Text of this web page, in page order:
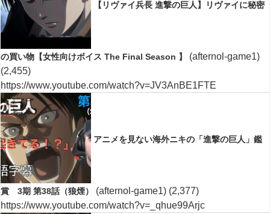
【リヴァイ兵長 進撃の巨人】リヴァイに秘密
の買い物【女性向けボイス The Final Season 】
(afternol-game1)
(2,455)
https://www.youtube.com/watch?v=JV3AnBE1FTE
アニメを見ない海外ニキの「進撃の巨人」鑑
賞 3期 第38話（狼煙） (afternol-game1) (2,377)
https://www.youtube.com/watch?v=_qhue99Arjc